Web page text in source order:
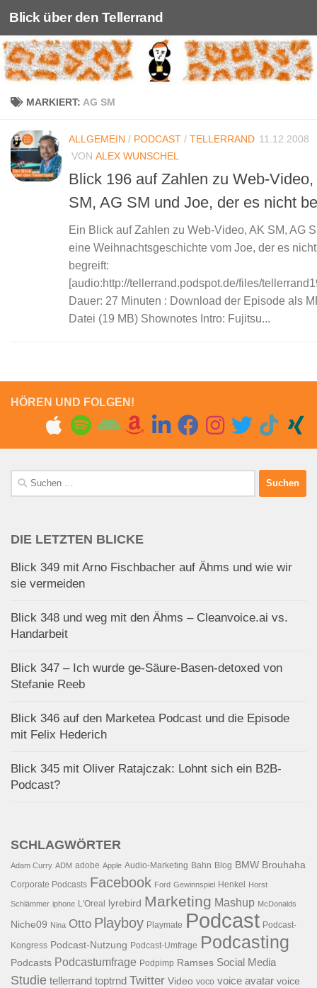
Unter dem Inhalt
Blick über den Tellerrand
MARKIERT: AG SM
ALLGEMEIN / PODCAST / TELLERRAND 11.12.2008
VON ALEX WUNSCHEL
Blick 196 auf Zahlen zu Web-Video,
SM, AG SM und Joe, der es nicht
Ein Blick auf Zahlen zu Web-Video, AK SM, AG
eine Weihnachtsgeschichte vom Joe, der es nicht
begreift:
[audio:http://tellerrand.podspot.de/files/
Dauer: 27 Minuten : Download der Episode als
Datei (19 MB) Shownotes Intro: Fujitsu...
HÖREN UND FOLGEN!
Suchen
nach:
DIE LETZTEN BLICKE
Blick 349 mit Arno Fischbacher auf Ähms und wie wir
sie vermeiden
Blick 348 und weg mit den Ähms – Cleanvoice.ai vs.
Handarbeit
Blick 347 – Ich wurde ge-Säure-Basen-detoxed von
Stefanie Reeb
Blick 346 auf den Marketea Podcast und die Episode
mit Felix Hederich
Blick 345 mit Oliver Ratajczak: Lohnt sich ein B2B-
Podcast?
SCHLAGWÖRTER
Adam Curry ADM adobe Apple Audio-Marketing Bahn Blog BMW Brouhaha
Corporate Podcasts Facebook Ford Gewinnspiel Henkel Horst
Schlämmer iphone L'Oreal lyrebird Marketing Mashup McDonalds
Niche09 Nina Otto Playboy Playmate Podcast Podcast-
Kongress Podcast-Nutzung Podcast-Umfrage Podcasting
Podcasts Podcastumfrage Podpimp Ramses Social Media
Studie tellerrand toptrnd Twitter Video voco voice avatar voice